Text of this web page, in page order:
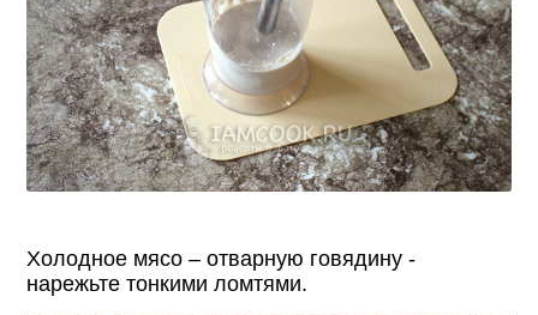
Холодное мясо – отварную говядину -
нарежьте тонкими ломтями.